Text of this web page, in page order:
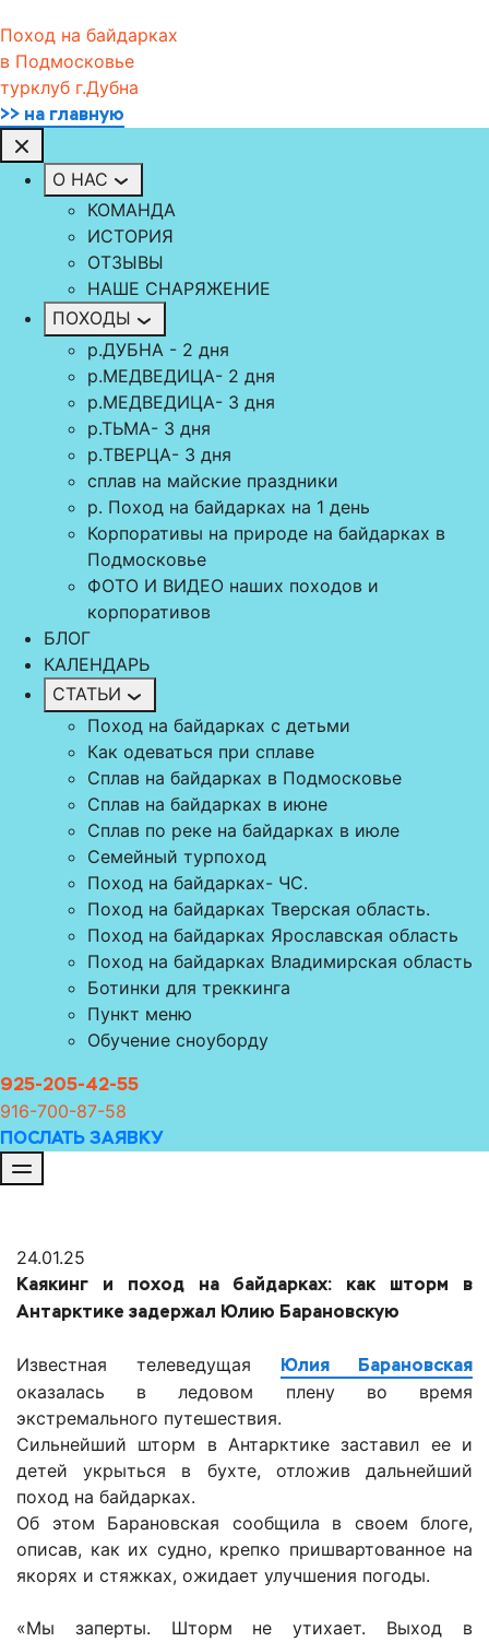
Поход на байдарках
в Подмосковье
турклуб г.Дубна
>> на главную
О НАС
КОМАНДА
ИСТОРИЯ
ОТЗЫВЫ
НАШЕ СНАРЯЖЕНИЕ
ПОХОДЫ
р.ДУБНА - 2 дня
р.МЕДВЕДИЦА- 2 дня
р.МЕДВЕДИЦА- 3 дня
р.ТЬМА- 3 дня
р.TВЕРЦА- 3 дня
сплав на майские праздники
р. Поход на байдарках на 1 день
Корпоративы на природе на байдарках в
Подмосковье
ФОТО И ВИДЕО наших походов и
корпоративов
БЛОГ
КАЛЕНДАРЬ
СТАТЬИ
Поход на байдарках с детьми
Как одеваться при сплаве
Сплав на байдарках в Подмосковье
Сплав на байдарках в июне
Сплав по реке на байдарках в июле
Семейный турпоход
Поход на байдарках- ЧС.
Поход на байдарках Тверская область.
Поход на байдарках Ярославская область
Поход на байдарках Владимирская область
Ботинки для треккинга
Пункт меню
Обучение сноуборду
925-205-42-55
916-700-87-58
ПОСЛАТЬ ЗАЯВКУ
24.01.25
Каякинг и поход на байдарках: как шторм в
Антарктике задержал Юлию Барановскую
Известная телеведущая Юлия Барановская
оказалась в ледовом плену во время
экстремального путешествия.
Сильнейший шторм в Антарктике заставил ее и
детей укрыться в бухте, отложив дальнейший
поход на байдарках.
Об этом Барановская сообщила в своем блоге,
описав, как их судно, крепко пришвартованное на
якорях и стяжках, ожидает улучшения погоды.
«Мы заперты. Шторм не утихает. Выход в